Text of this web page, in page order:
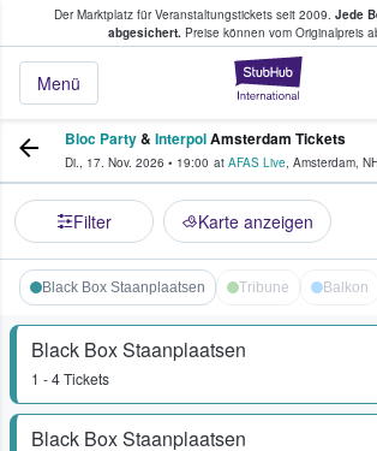
Der Marktplatz für Veranstaltungstickets seit 2009. Jede
abgesichert.Preise können vom Originalpreis
Menü
Tickets kaufen &
Bloc Party& InterpolAmsterdam Tickets
Di., 17. Nov. 2026 • 19:00 at AFAS Live, Amsterdam,
Filter Karte anzeigen
Black Box Staanplaatsen Tribune Balkon
Black Box Staanplaatsen
1 - 4 Tickets
Black Box Staanplaatsen